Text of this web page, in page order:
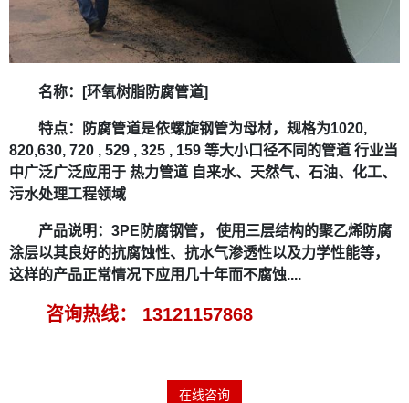
名称：[环氧树脂防腐管道]
特点：
防腐管道是依螺旋钢管为母材，规格为1020,
820,630, 720 , 529 , 325 , 159 等大小口径不同的管道 行业当
中广泛广泛应用于 热力管道 自来水、天然气、石油、化工、
污水处理工程领域
产品说明： 3PE防腐钢管， 使用三层结构的聚乙烯防腐
涂层以其良好的抗腐蚀性、抗水气渗透性以及力学性能等，
这样的产品正常情况下应用几十年而不腐蚀....
咨询热线： 13121157868
在线咨询